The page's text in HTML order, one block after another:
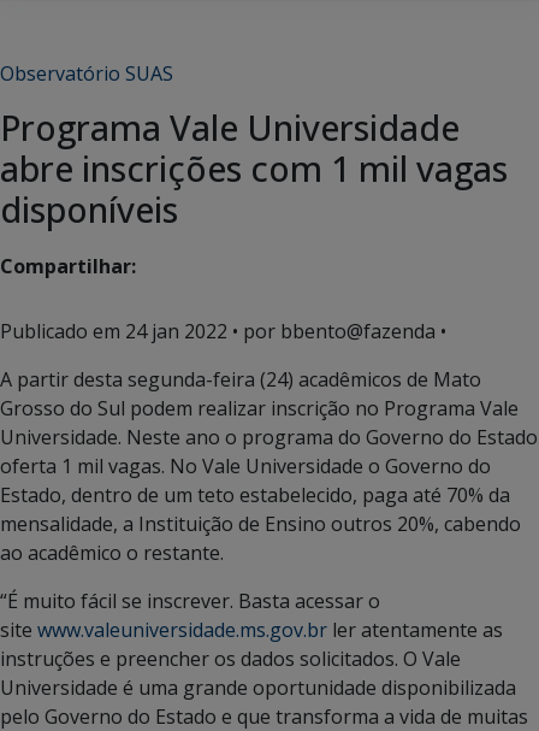
Observatório SUAS
Programa Vale Universidade
abre inscrições com 1 mil vagas
disponíveis
Compartilhar:
Publicado em 24 jan 2022 • por bbento@fazenda •
A partir desta segunda-feira (24) acadêmicos de Mato
Grosso do Sul podem realizar inscrição no Programa Vale
Universidade. Neste ano o programa do Governo do Estado
oferta 1 mil vagas. No Vale Universidade o Governo do
Estado, dentro de um teto estabelecido, paga até 70% da
mensalidade, a Instituição de Ensino outros 20%, cabendo
ao acadêmico o restante.
“É muito fácil se inscrever. Basta acessar o
site www.valeuniversidade.ms.gov.br ler atentamente as
instruções e preencher os dados solicitados. O Vale
Universidade é uma grande oportunidade disponibilizada
pelo Governo do Estado e que transforma a vida de muitas